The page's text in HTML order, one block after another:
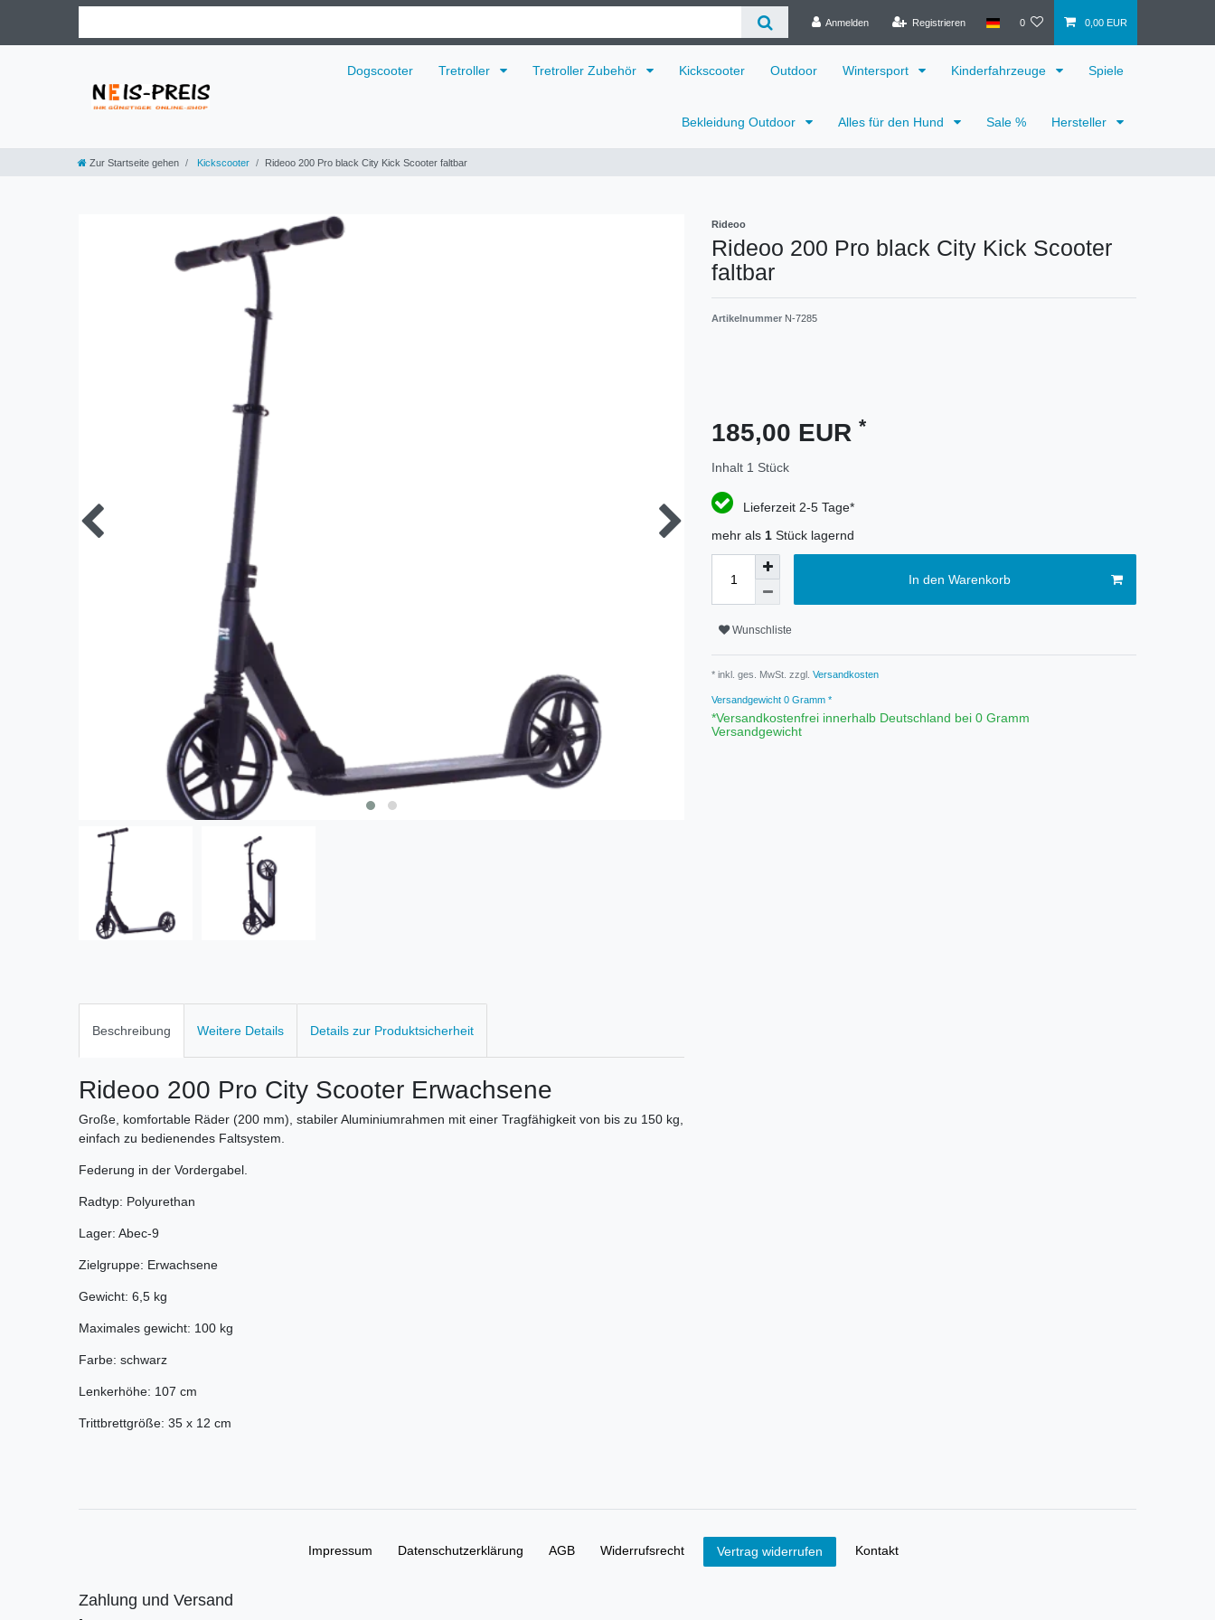
Anmelden Registrieren 0 0,00 EUR
Dogscooter Tretroller Tretroller Zubehör Kickscooter Outdoor Wintersport Kinderfahrzeuge Spiele
Bekleidung Outdoor Alles für den Hund Sale % Hersteller
Zur Startseite gehen Kickscooter Rideoo 200 Pro black City Kick Scooter faltbar
Rideoo
Rideoo 200 Pro black City Kick Scooter
faltbar
Artikelnummer N-7285
185,00 EUR *
Inhalt 1 Stück
Lieferzeit 2-5 Tage*
mehr als 1 Stück lagernd
In den Warenkorb
Wunschliste
* inkl. ges. MwSt. zzgl. Versandkosten
Versandgewicht 0 Gramm *
*Versandkostenfrei innerhalb Deutschland bei 0 Gramm
Versandgewicht
Beschreibung Weitere Details Details zur Produktsicherheit
Rideoo 200 Pro City Scooter Erwachsene
Große, komfortable Räder (200 mm), stabiler Aluminiumrahmen mit einer Tragfähigkeit von bis zu 150 kg,
einfach zu bedienendes Faltsystem.
Federung in der Vordergabel.
Radtyp: Polyurethan
Lager: Abec-9
Zielgruppe: Erwachsene
Gewicht: 6,5 kg
Maximales gewicht: 100 kg
Farbe: schwarz
Lenkerhöhe: 107 cm
Trittbrettgröße: 35 x 12 cm
Impressum Daten­schutz­erklärung AGB Widerrufs­recht Vertrag widerrufen Kontakt
Zahlung und Versand